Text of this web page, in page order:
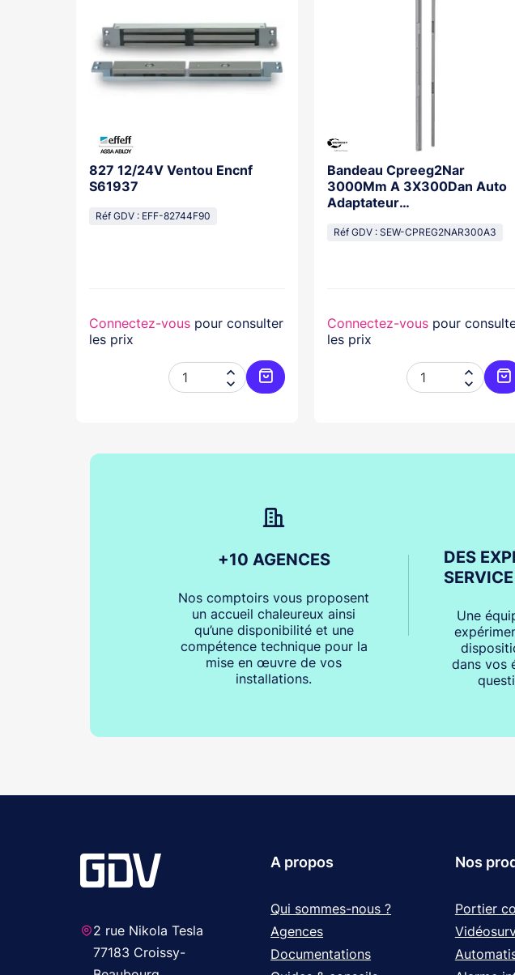
827 12/24V Ventou Encnf
S61937
Réf GDV : EFF-82744F90
Connectez-vous pour consulter
les prix


Ajouter au panier
Bandeau Cpreeg2Nar
3000Mm A 3X300Dan Auto
Adaptateur
Réf GDV : SEW-CPREG2NAR300A3
Connectez-vous pour
les prix


+10 AGENCES
Nos comptoirs vous proposent
un accueil chaleureux ainsi
qu’une disponibilité et une
compétence technique pour la
mise en œuvre de vos
installations.
DES
SERVICE
Une
dans vos
2 rue Nikola Tesla
77183 Croissy-
A propos
Qui sommes-nous ?
Agences
Documentations
Nos
Portier